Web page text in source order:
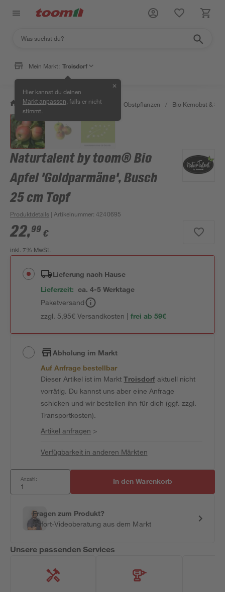
Mein Markt: Troisdorf
Hier kannst du deinen
Markt anpassen , falls er nicht
stimmt.
✕
/ Garten & Freizeit / Pflanzen Obstpflanzen / Bio Kernobst &
Naturtalent by toom® Bio
Apfel 'Goldparmäne', Busch
25 cm Topf
Produktdetails | Artikelnummer:4240695
22,99 €
inkl. 7% MwSt.
Lieferung nach Hause
Lieferzeit: ca. 4-5 Werktage
Paketversand
zzgl. 5,95€ Versandkosten | frei ab 59€
Abholung im Markt
Auf Anfrage bestellbar
Dieser Artikel ist im MarktTroisdorfaktuell nicht
vorrätig. Du kannst uns aber eine Anfrage
schicken und wir bestellen ihn für dich (ggf. zzgl.
Transportkosten).
Artikel anfragen >
Verfügbarkeit in anderen Märkten
Anzahl: In den Warenkorb
Fragen zum Produkt?
Sofort-Videoberatung aus dem Markt
Unsere passenden Services